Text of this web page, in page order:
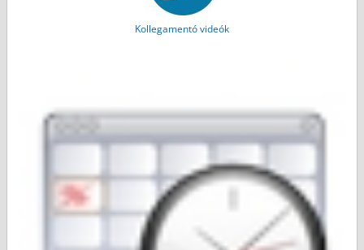
Kollegamentó videók